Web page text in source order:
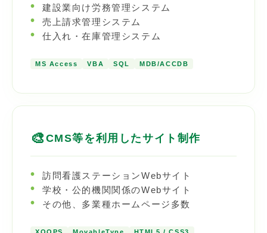
建設業向け労務管理システム
売上請求管理システム
仕入れ・在庫管理システム
MS Access VBA SQL MDB/ACCDB
🎨 CMS等を利用したサイト制作
訪問看護ステーションWebサイト
学校・公的機関関係のWebサイト
その他、多業種ホームページ多数